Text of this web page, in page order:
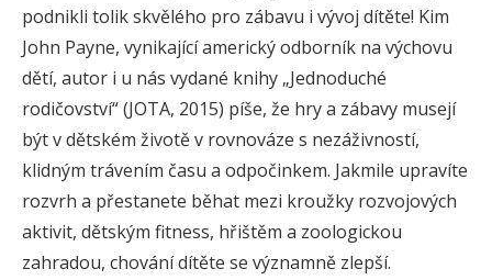
podnikli tolik skvělého pro zábavu i vývoj dítěte! Kim
John Payne, vynikající americký odborník na výchovu
dětí, autor i u nás vydané knihy „Jednoduché
rodičovství“ (JOTA, 2015) píše, že hry a zábavy musejí
být v dětském životě v rovnováze s nezáživností,
klidným trávením času a odpočinkem. Jakmile upravíte
rozvrh a přestanete běhat mezi kroužky rozvojových
aktivit, dětským fitness, hřištěm a zoologickou
zahradou, chování dítěte se významně zlepší.